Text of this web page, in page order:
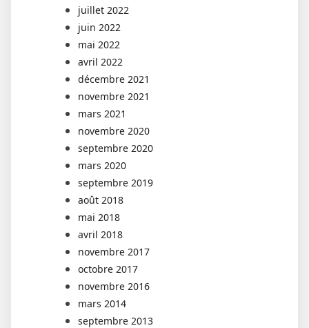
juillet 2022
juin 2022
mai 2022
avril 2022
décembre 2021
novembre 2021
mars 2021
novembre 2020
septembre 2020
mars 2020
septembre 2019
août 2018
mai 2018
avril 2018
novembre 2017
octobre 2017
novembre 2016
mars 2014
septembre 2013